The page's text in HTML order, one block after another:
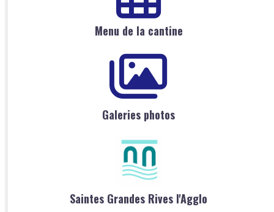
Menu de la cantine
Galeries photos
Saintes Grandes Rives l'Agglo